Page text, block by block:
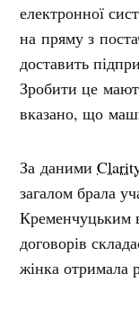
електронної
на пряму з
доставить
Зробити це
вказано, що
За даними
загалом брала
Кременчуцьким
договорів
жінка отримала